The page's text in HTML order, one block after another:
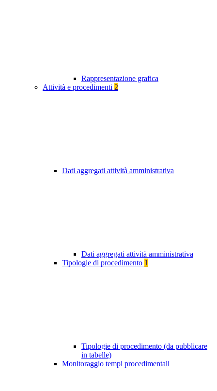
Rappresentazione grafica
Attività e procedimenti 2
Dati aggregati attività amministrativa
Dati aggregati attività amministrativa
Tipologie di procedimento 1
Tipologie di procedimento (da pubblicare
in tabelle)
Monitoraggio tempi procedimentali